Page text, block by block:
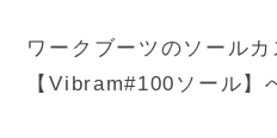
ワークブーツのソール
【Vibram#100ソール】